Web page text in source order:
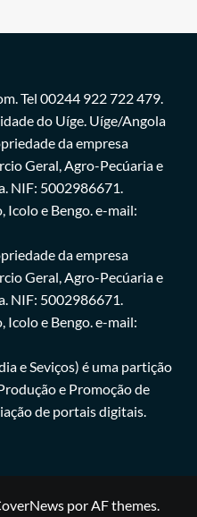
Tel 00244 922 722 479.
do Uíge. Uíge/Angola
da empresa
Geral, Agro-Pecúaria e
NIF: 5002986671.
Icolo e Bengo. e-mail:
da empresa
Geral, Agro-Pecúaria e
NIF: 5002986671.
Icolo e Bengo. e-mail:
e Seviços) é uma partição
e Promoção de
de portais digitais.
por AF themes.